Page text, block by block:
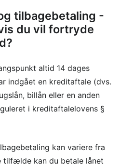
tilbagebetaling -
du vil fortryde
altid 14 dages
indgået en kreditaftale (dvs.
billån eller en anden
i kreditaftalelovens §
kan variere fra
tilfælde kan du betale lånet